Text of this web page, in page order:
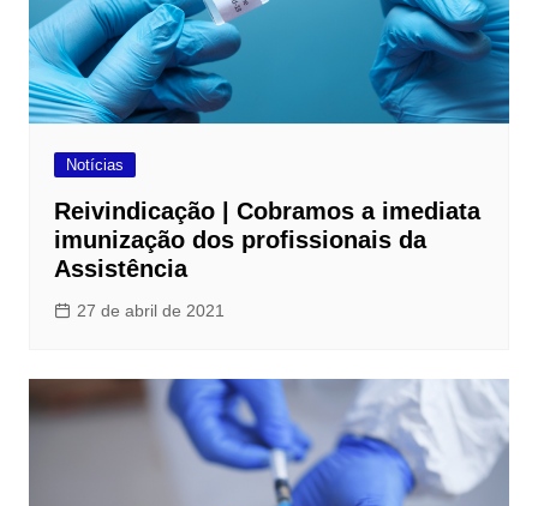
Notícias
Reivindicação | Cobramos a imediata
imunização dos profissionais da
Assistência
27 de abril de 2021